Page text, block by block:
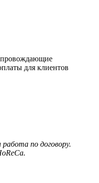
для клиентов
по договору.